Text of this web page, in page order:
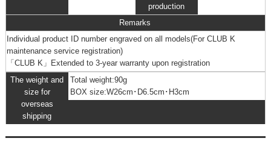
production
Remarks
Individual product ID number engraved on all models(For CLUB K
maintenance service registration)
「CLUB K」 Extended to 3-year warranty upon registration
The weight and
size for
overseas
shipping
Total weight:90g
BOX size:W26cm･D6.5cm･H3cm